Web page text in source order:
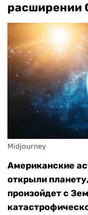
расширении
Midjourney
Американские
открыли
произойдет с